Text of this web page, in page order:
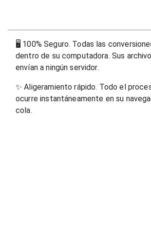
🖥 100% Seguro. Todas las
dentro de su computadora. Sus
envían a ningún servidor.
✨Aligeramiento rápido. Todo el
ocurre instantáneamente en su
cola.